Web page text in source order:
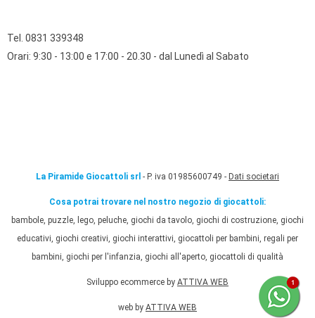
Tel. 0831 339348
Orari: 9:30 - 13:00 e 17:00 - 20.30 - dal Lunedì al Sabato
La Piramide Giocattoli srl - P. iva 01985600749 - Dati societari
Cosa potrai trovare nel nostro negozio di giocattoli:
bambole, puzzle, lego, peluche, giochi da tavolo, giochi di costruzione, giochi
educativi, giochi creativi, giochi interattivi, giocattoli per bambini, regali per
bambini, giochi per l'infanzia, giochi all'aperto, giocattoli di qualità
Sviluppo ecommerce by ATTIVA WEB
web by ATTIVA WEB